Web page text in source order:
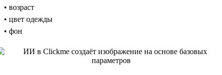
• возраст
• цвет одежды
• фон